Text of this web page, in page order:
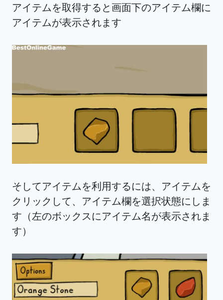
アイテムを取得すると画面下のアイテム欄に
アイテムが表示されます
そしてアイテムを利用するには、アイテムを
クリックして、アイテム欄を選択状態にしま
す（左のボックスにアイテム名が表示されま
す）